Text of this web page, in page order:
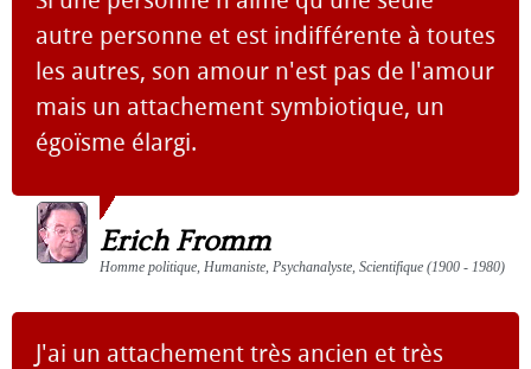
autre personne et est indifférente à toutes
les autres, son amour n'est pas de l'amour
mais un attachement symbiotique, un
égoïsme élargi.
Erich Fromm
Homme politique, Humaniste, Psychanalyste, Scientifique (1900 - 1980)
J'ai un attachement très ancien et très